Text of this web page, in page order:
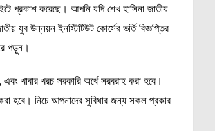
প্রকাশ করেছে। আপনি যদি শেখ হাসিনা জাতীয়
যুব উন্নয়ন ইনস্টিটিউট কোর্সের ভর্তি বিজ্ঞপ্তির
পড়ুন।
খাবার খরচ সরকারি অর্থে সরবরাহ করা হবে।
করা হবে। নিচে আপনাদের সুবিধার জন্য সকল প্রকার